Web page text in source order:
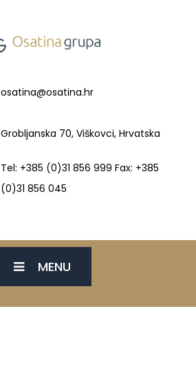
osatina@osatina.hr
Grobljanska 70, Viškovci, Hrvatska
Tel: +385 (0)31 856 999 Fax: +385
(0)31 856 045
MENU